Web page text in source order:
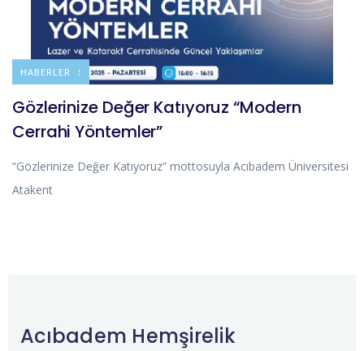
DUYURULAR
HABERLER
Gözlerinize Değer Katıyoruz “Modern
Cerrahi Yöntemler”
“Gözlerinize Değer Katıyoruz” mottosuyla Acıbadem Üniversitesi
Atakent
Acıbadem Hemşirelik